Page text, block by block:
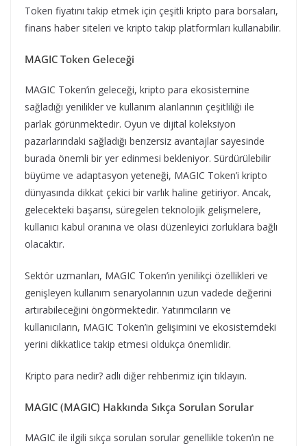
Token fiyatını takip etmek için çeşitli kripto para borsaları,
finans haber siteleri ve kripto takip platformları kullanabilir.
MAGIC Token Geleceği
MAGIC Token’in geleceği, kripto para ekosistemine
sağladığı yenilikler ve kullanım alanlarının çeşitliliği ile
parlak görünmektedir. Oyun ve dijital koleksiyon
pazarlarındaki sağladığı benzersiz avantajlar sayesinde
burada önemli bir yer edinmesi bekleniyor. Sürdürülebilir
büyüme ve adaptasyon yeteneği, MAGIC Token’i kripto
dünyasında dikkat çekici bir varlık haline getiriyor. Ancak,
gelecekteki başarısı, süregelen teknolojik gelişmelere,
kullanıcı kabul oranına ve olası düzenleyici zorluklara bağlı
olacaktır.
Sektör uzmanları, MAGIC Token’in yenilikçi özellikleri ve
genişleyen kullanım senaryolarının uzun vadede değerini
artırabileceğini öngörmektedir. Yatırımcıların ve
kullanıcıların, MAGIC Token’in gelişimini ve ekosistemdeki
yerini dikkatlice takip etmesi oldukça önemlidir.
Kripto para nedir? adlı diğer rehberimiz için tıklayın.
MAGIC (MAGIC) Hakkında Sıkça Sorulan Sorular
MAGIC ile ilgili sıkça sorulan sorular genellikle token’ın ne